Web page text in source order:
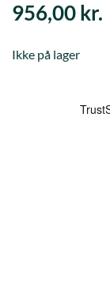
956,00kr.
Ikke på lager